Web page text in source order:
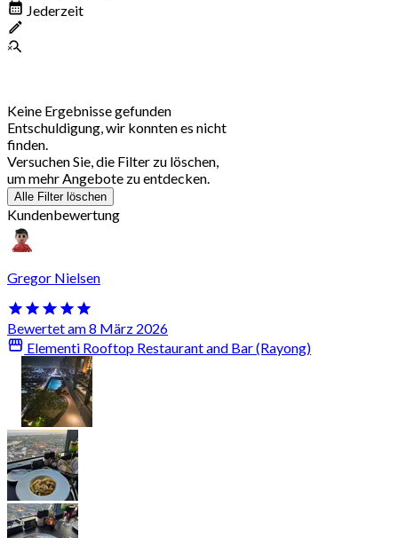
Jederzeit
Keine Ergebnisse gefunden
Entschuldigung, wir konnten es nicht
finden.
Versuchen Sie, die Filter zu löschen,
um mehr Angebote zu entdecken.
Alle Filter löschen
Kundenbewertung
Gregor Nielsen
Bewertet am 8 März 2026
Elementi Rooftop Restaurant and Bar (Rayong)